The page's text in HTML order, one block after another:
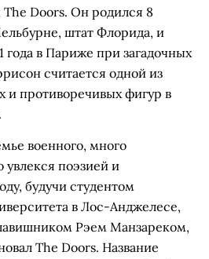
Doors. Он родился 8
штат Флорида, и
года в Париже при загадочных
считается одной из
и противоречивых фигур в
военного, много
увлекся поэзией и
будучи студентом
в Лос-Анджелесе,
Рэем Манзареком,
The Doors. Название